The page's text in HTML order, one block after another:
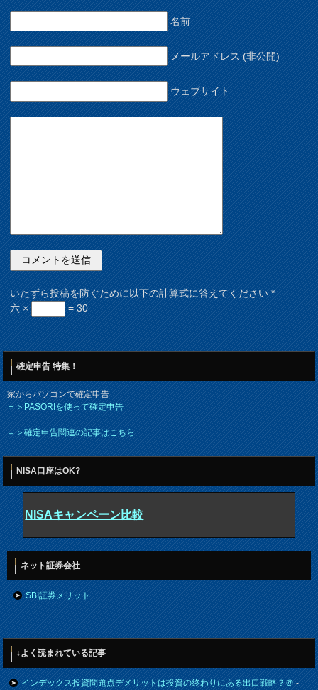
名前
メールアドレス (非公開)
ウェブサイト
いたずら投稿を防ぐために以下の計算式に答えてください*
六 ×
= 30
確定申告 特集！
家からパソコンで確定申告
＝＞PASORIを使って確定申告
＝＞確定申告関連の記事はこちら
NISA口座はOK?
NISAキャンペーン比較
ネット証券会社
SBI証券メリット
↓よく読まれている記事
インデックス投資問題点デメリットは投資の終わりにある出口戦略？＠-